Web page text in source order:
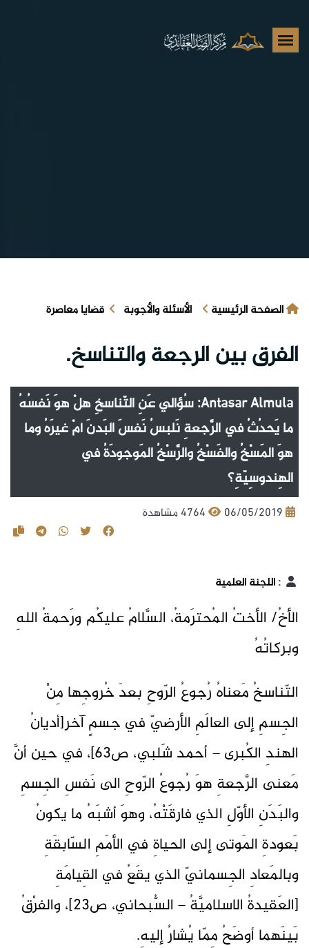
الصفحة الرئيسية الأسئلة والأجوبة قضايا معاصرة
الفرق بين الرجعة والتناسخ.
Antasar Almula: سُؤالي عَنِ التّناسخِ هلْ هوَ نَفسُهُ
ما يَحدُثُ في الرَّجعةِ نَلبسُ نَفسَ البَدنَ أمْ غيرَهُ وما
هوَ المَسْخُ والفَسْخُ والرَّسْخُ المَوجودَةُ في
الهِندوسِيّةِ؟
06/05/2019 4764 مشاهدة
:اللجنة العلمية
الأخُ/ الأختُ المُحترَمةُ، السَّلامُ عليكُم ورَحمةُ اللهِ
وبركاتُهُ
التّناسخُ مَعناهُ رُجوعُ الرّوحِ بعدَ خُروجِها مِنْ
الجِسمِ إلى العالَمِ الأرضيّ في جسمٍ آخر[أديانُ
الهندِ الكُبرى – أحمد شَلبي، ص63]، في حين أنَّ
مَعنى الرَّجعةِ هوَ رُجوعُ الرّوحِ الى نَفسِ الجِسمِ
والبَدَنِ الأوّلِ الذي فارقَتْهُ، وهوَ أشبَهُ ما يكونُ
بَعودةِ المَوتى إلى الحياةِ في الأمَمِ السّابقَةِ
وبالمَعادِ الجِسمانيّ الذي يقَعُ في القِيامَةِ
[العَقيدةُ الاسلاميَّةُ – السُّبحاني، ص23]، والفرْقُ
بَينَهما أوضَحُ مِمّا يُشارُ إليهِ.